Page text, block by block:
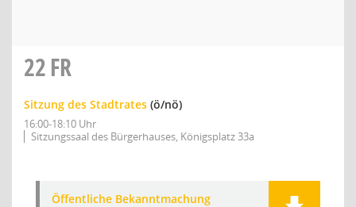
22FR
Sitzung des Stadtrates (ö/nö)
16:00-18:10 Uhr
Sitzungssaal des Bürgerhauses, Königsplatz 33a
Öffentliche Bekanntmachung